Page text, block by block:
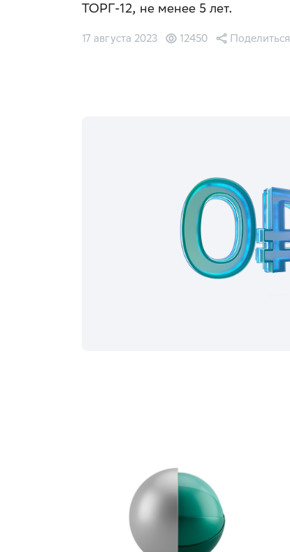
ТОРГ-12, не менее 5 лет.
17 августа 2023 12450 Поделиться